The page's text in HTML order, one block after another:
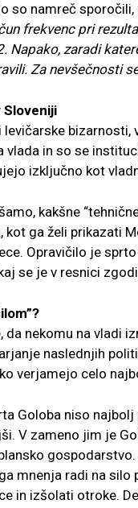
so namreč sporočili,
frekvenc pri
Napako, zaradi
Za nevšečnosti
Sloveniji
vlada in so se
izključno kot
kakšne
ga želi prikazati
Opravičilo je
se je v resnici
nekomu na vladi
naslednjih
verjamejo celo
Goloba niso
V zameno jim je
mnenja radi na
in izšolati otroke.